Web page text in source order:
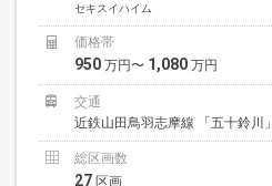
セキスイハイム
価格帯
950 万円〜 1,080 万円
交通
近鉄山田鳥羽志摩線 「五十鈴川
総区画数
27 区画